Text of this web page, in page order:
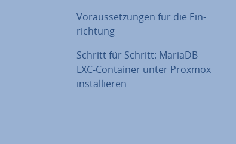
Vor­aus­set­zun­gen für die Ein­
rich­tung
Schritt für Schritt: MariaDB-
LXC-Container unter Proxmox
in­stal­lie­ren